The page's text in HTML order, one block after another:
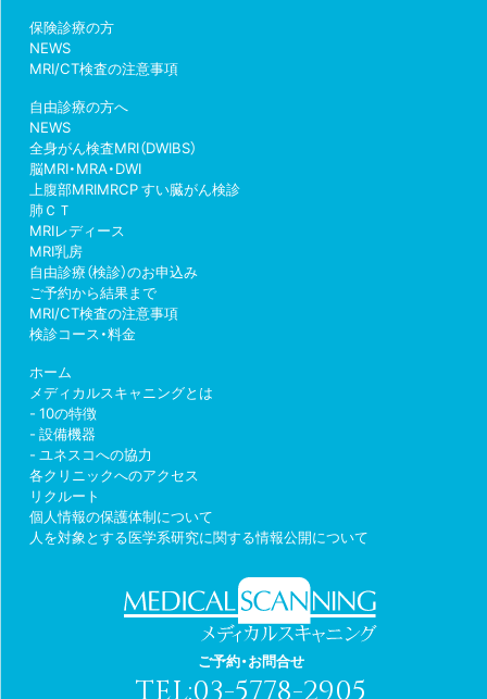
保険診療の方
NEWS
MRI/CT検査の注意事項
自由診療の方へ
NEWS
全身がん検査MRI（DWIBS）
脳MRI・MRA・DWI
上腹部MRIMRCP すい臓がん検診
肺ＣＴ
MRIレディース
MRI乳房
自由診療（検診）のお申込み
ご予約から結果まで
MRI/CT検査の注意事項
検診コース・料金
ホーム
メディカルスキャニングとは
10の特徴
設備機器
ユネスコへの協力
各クリニックへのアクセス
リクルート
個人情報の保護体制について
人を対象とする医学系研究に関する情報公開について
ご予約・お問合せ